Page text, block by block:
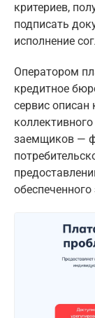
критериев,
подписать
исполнение
Оператором
кредитное
сервис
заемщиков —